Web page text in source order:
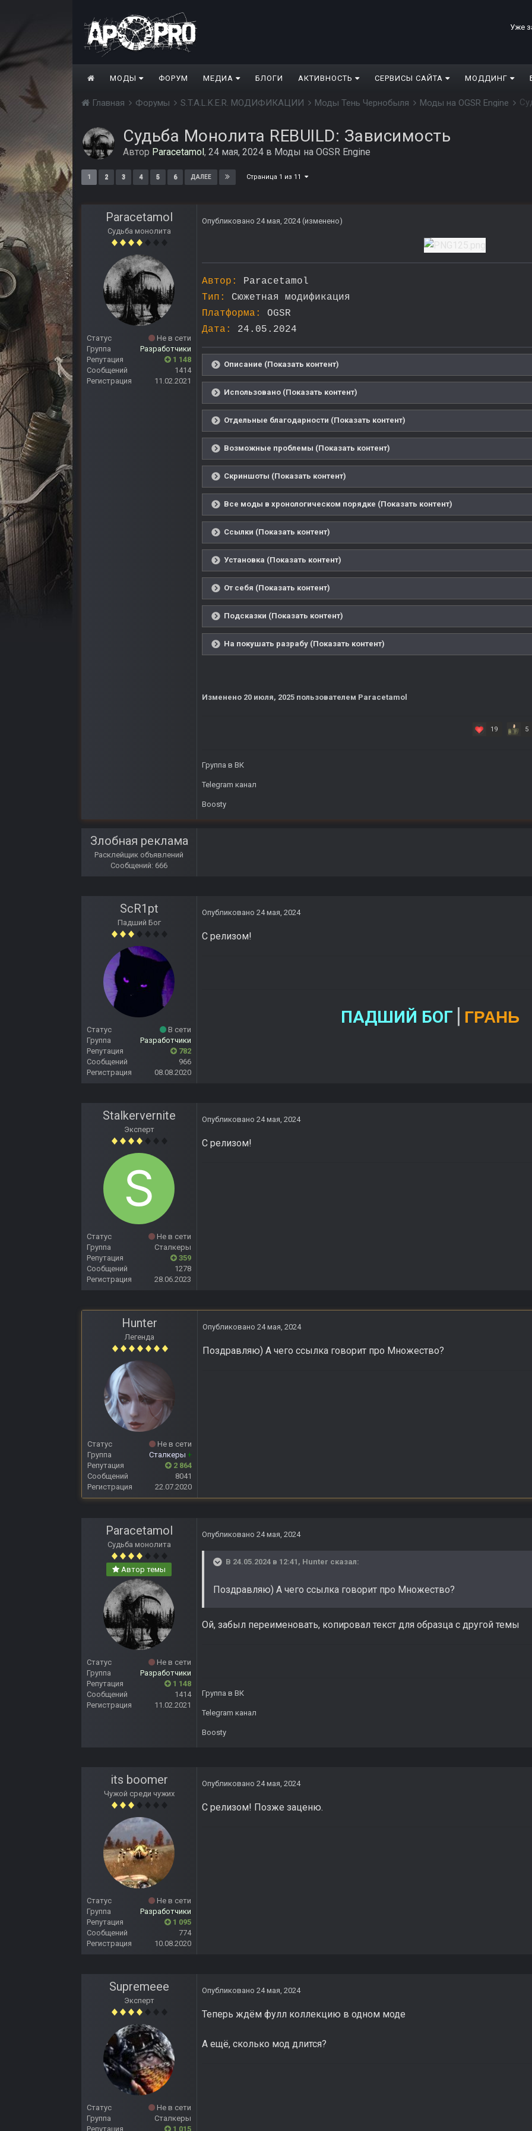
Уже
МОДЫ ФОРУМ МЕДИА БЛОГИ АКТИВНОСТЬ СЕРВИСЫ САЙТА МОДДИНГ
Главная Форумы S.T.A.L.K.E.R. МОДИФИКАЦИИ Моды Тень Чернобыля Моды на OGSR Engine
Судьба Монолита REBUILD: Зависимость
Автор Paracetamol, 24 мая, 2024 в Моды на OGSR Engine
1 2 3 4 5 6 ДАЛЕЕ Страница 1 из 11
Paracetamol
Судьба монолита
Статус
Не в сети
Группа
Разработчики
Репутация
1 148
Сообщений
1414
Регистрация
11.02.2021
Опубликовано 24 мая, 2024 (изменено)
Автор:
Paracetamol
Тип:
Сюжетная модификация
Платформа:
OGSR
Дата:
24.05.2024
Описание (Показать контент)
Использовано (Показать контент)
Отдельные благодарности (Показать контент)
Возможные проблемы (Показать контент)
Скриншоты (Показать контент)
Все моды в хронологическом порядке (Показать контент)
Ссылки (Показать контент)
Установка (Показать контент)
От себя (Показать контент)
Подсказки (Показать контент)
На покушать разрабу (Показать контент)
Изменено 20 июля, 2025 пользователем Paracetamol
19 5
Группа в ВК
Telegram канал
Boosty
Злобная реклама
Расклейщик объявлений
Сообщений: 666
ScR1pt
Падший Бог
Статус
В сети
Группа
Разработчики
Репутация
782
Сообщений
966
Регистрация
08.08.2020
Опубликовано 24 мая, 2024
С релизом!
ПАДШИЙ БОГ | ГРАНЬ
Stalkervernite
Эксперт
Статус
Не в сети
Группа
Сталкеры
Репутация
359
Сообщений
1278
Регистрация
28.06.2023
Опубликовано 24 мая, 2024
С релизом!
Hunter
Легенда
Статус
Не в сети
Группа
Сталкеры +
Репутация
2 864
Сообщений
8041
Регистрация
22.07.2020
Опубликовано 24 мая, 2024
Поздравляю) А чего ссылка говорит про Множество?
Paracetamol
Судьба монолита
Автор темы
Статус
Не в сети
Группа
Разработчики
Репутация
1 148
Сообщений
1414
Регистрация
11.02.2021
Опубликовано 24 мая, 2024
В 24.05.2024 в 12:41, Hunter сказал:
Поздравляю) А чего ссылка говорит про Множество?
Ой, забыл переименовать, копировал текст для образца с другой темы
Группа в ВК
Telegram канал
Boosty
its boomer
Чужой среди чужих
Статус
Не в сети
Группа
Разработчики
Репутация
1 095
Сообщений
774
Регистрация
10.08.2020
Опубликовано 24 мая, 2024
С релизом! Позже заценю.
Supremeee
Эксперт
Статус
Не в сети
Группа
Сталкеры
Репутация
1 015
Опубликовано 24 мая, 2024
Теперь ждём фулл коллекцию в одном моде
А ещё, сколько мод длится?